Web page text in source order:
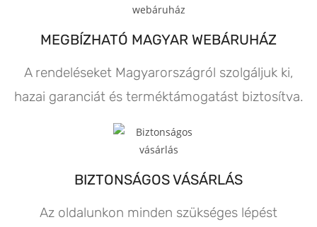
MEGBÍZHATÓ MAGYAR WEBÁRUHÁZ
A rendeléseket Magyarországról szolgáljuk ki,
hazai garanciát és terméktámogatást biztosítva.
BIZTONSÁGOS VÁSÁRLÁS
Az oldalunkon minden szükséges lépést